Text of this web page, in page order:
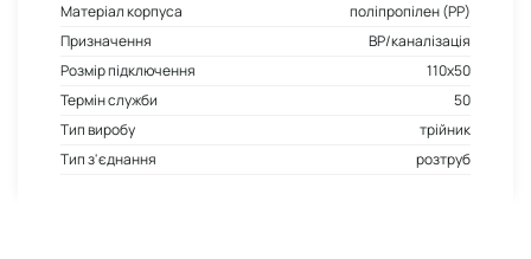
Матеріал корпуса
поліпропілен (PP)
Призначення
ВР/каналізація
Розмір підключення
110x50
Термін служби
50
Тип виробу
трійник
Тип з'єднання
розтруб